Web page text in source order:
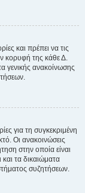
και πρέπει να τις
κορυφή της κάθε Δ.
γενικής ανακοίνωσης
για τη συγκεκριμένη
Οι ανακοινώσεις
στην οποία είναι
και τα δικαιώματα
συζητήσεων.